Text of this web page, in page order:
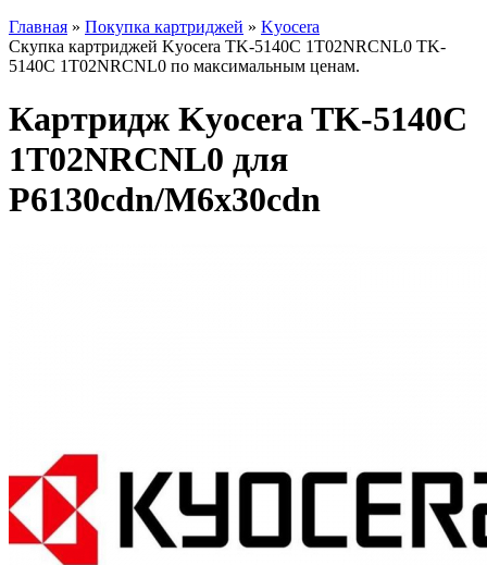
Главная » Покупка картриджей » Kyocera
Скупка картриджей Kyocera TK-5140C 1T02NRCNL0 TK-
5140C 1T02NRCNL0 по максимальным ценам.
Картридж Kyocera TK-5140C
1T02NRCNL0 для
P6130cdn/M6x30cdn